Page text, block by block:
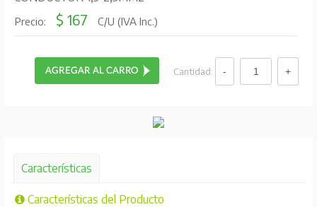
Precio: $ 167 C/U (IVA Inc.)
Cantidad:
Características
Características del Producto